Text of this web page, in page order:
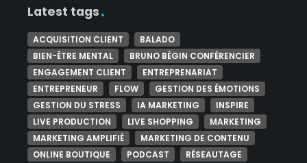
Latest tags
ACQUISITION CLIENT
BALADO
BIEN-ÊTRE MENTAL
BRUNO BÉGIN CONFÉRENCIER
ENGAGEMENT CLIENT
ENTREPRENARIAT
ENTREPRENEUR
FLOW
GESTION DES ÉMOTIONS
GESTION DU STRESS
IA MARKETING
INSPIRE
LIVE PRODUCTION
LIVE SHOPPING
MARKETING
MARKETING AMPLIFIÉ
MARKETING DE CONTENU
ONLINE BOUTIQUE
PODCAST
RÉSEAUTAGE